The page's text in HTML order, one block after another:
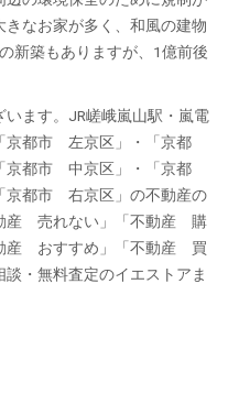
なお家が多く、和風の建物
新築もありますが、1億前後
ます。JR嵯峨嵐山駅・嵐電
京都市 左京区」・「京都
都市 中京区」・「京都
都市 右京区」の不動産の
産 売れない」「不動産 購
産 おすすめ」「不動産 買
・無料査定のイエストアま